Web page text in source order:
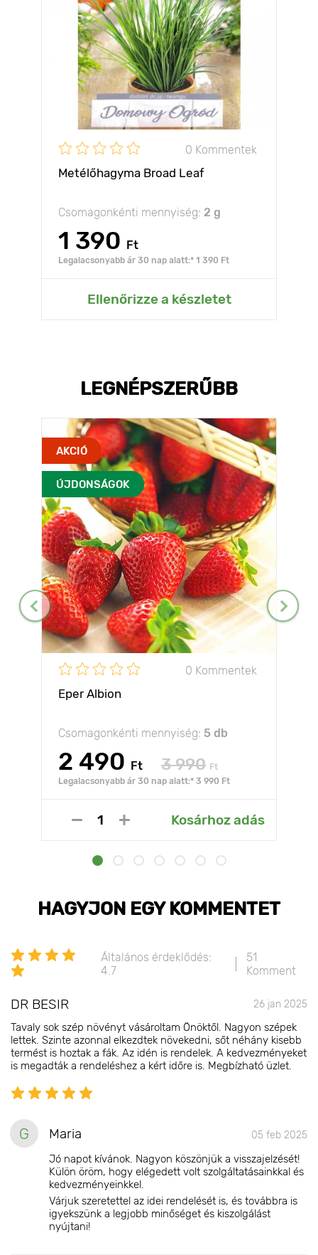
0 Kommentek
Metélőhagyma Broad Leaf
Csomagonkénti mennyiség: 2 g
1 390 Ft
Legalacsonyabb ár 30 nap alatt:* 1 390 Ft
Ellenőrizze a készletet
LEGNÉPSZERŰBB
AKCIÓ
ÚJDONSÁGOK
0 Kommentek
Eper Albion
Csomagonkénti mennyiség: 5 db
2 490 Ft 3 990 Ft
Legalacsonyabb ár 30 nap alatt:* 3 990 Ft
Kosárhoz adás
HAGYJON EGY KOMMENTET
Általános érdeklődés:
4.7
51
Komment
DR BESIR 26 jan 2025
Tavaly sok szép növényt vásároltam Önöktől. Nagyon szépek
lettek. Szinte azonnal elkezdtek növekedni, sőt néhány kisebb
termést is hoztak a fák. Az idén is rendelek. A kedvezményeket
is megadták a rendeléshez a kért időre is. Megbízható üzlet.
G Maria 05 feb 2025
Jó napot kívánok. Nagyon köszönjük a visszajelzését!
Külön öröm, hogy elégedett volt szolgáltatásainkkal és
kedvezményeinkkel.
Várjuk szeretettel az idei rendelését is, és továbbra is
igyekszünk a legjobb minőséget és kiszolgálást
nyújtani!